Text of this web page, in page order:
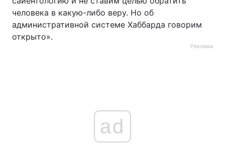
человека в какую-либо веру. Но об
административной системе Хаббарда говорим
открыто».
Реклама
ad